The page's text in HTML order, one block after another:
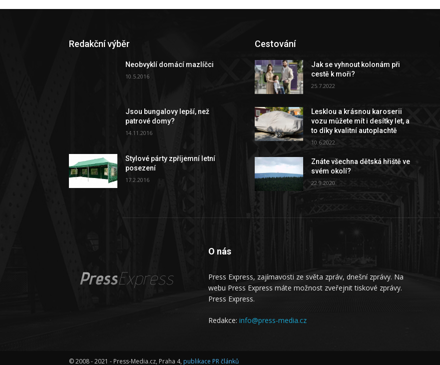
Redakční výběr
Neobvyklí domácí mazlíčci
10.5.2016
Jsou bungalovy lepší, než
patrové domy?
14.11.2016
Stylové párty zpříjemní letní
posezení
17.2.2016
Cestování
Jak se vyhnout kolonám při
cestě k moři?
25.7.2022
Lesklou a krásnou karoserii
vozu můžete mít i desítky let, a
to díky kvalitní autoplachtě
10.6.2022
Znáte všechna dětská hřiště ve
svém okolí?
22.9.2020
PressExpress
O nás
Press Express, zajímavosti ze světa zpráv, dnešní zprávy. Na
webu Press Express máte možnost zveřejnit tiskové zprávy.
Press Express.
Redakce: info@press-media.cz
© 2008 - 2021 - Press-Media.cz, Praha 4, publikace PR článků